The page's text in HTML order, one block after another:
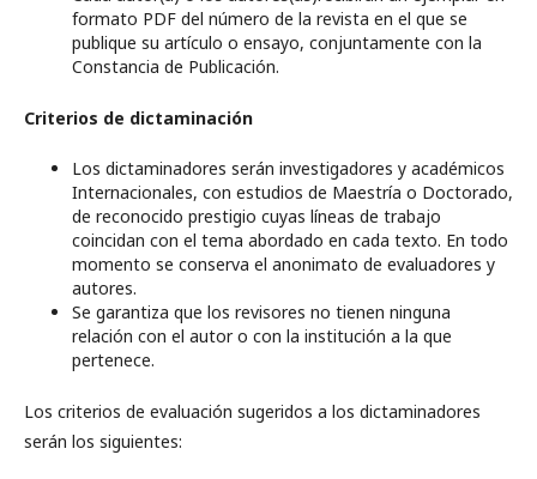
formato PDF del número de la revista en el que se
publique su artículo o ensayo, conjuntamente con la
Constancia de Publicación.
Criterios de dictaminación
Los dictaminadores serán investigadores y académicos
Internacionales, con estudios de Maestría o Doctorado,
de reconocido prestigio cuyas líneas de trabajo
coincidan con el tema abordado en cada texto. En todo
momento se conserva el anonimato de evaluadores y
autores.
Se garantiza que los revisores no tienen ninguna
relación con el autor o con la institución a la que
pertenece.
Los criterios de evaluación sugeridos a los dictaminadores
serán los siguientes: